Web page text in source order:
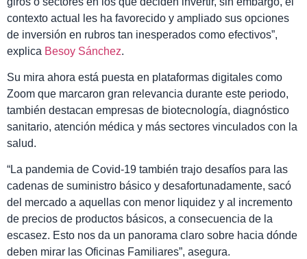
contexto actual les ha favorecido y ampliado sus opciones
de inversión en rubros tan inesperados como efectivos”,
explica Besoy Sánchez.
Su mira ahora está puesta en plataformas digitales como
Zoom que marcaron gran relevancia durante este periodo,
también destacan empresas de biotecnología, diagnóstico
sanitario, atención médica y más sectores vinculados con la
salud.
“La pandemia de Covid-19 también trajo desafíos para las
cadenas de suministro básico y desafortunadamente, sacó
del mercado a aquellas con menor liquidez y al incremento
de precios de productos básicos, a consecuencia de la
escasez. Esto nos da un panorama claro sobre hacia dónde
deben mirar las Oficinas Familiares”, asegura.